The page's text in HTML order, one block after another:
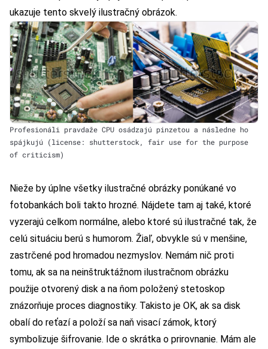
ukazuje tento skvelý ilustračný obrázok.
Profesionáli pravdaže CPU osádzajú pinzetou a následne ho
spájkujú (license: shutterstock, fair use for the purpose
of criticism)
Nieže by úplne všetky ilustračné obrázky ponúkané vo
fotobankách boli takto hrozné. Nájdete tam aj také, ktoré
vyzerajú celkom normálne, alebo ktoré sú ilustračné tak, že
celú situáciu berú s humorom. Žiaľ, obvykle sú v menšine,
zastrčené pod hromadou nezmyslov. Nemám nič proti
tomu, ak sa na neinštruktážnom ilustračnom obrázku
použije otvorený disk a na ňom položený stetoskop
znázorňuje proces diagnostiky. Takisto je OK, ak sa disk
obalí do reťazí a položí sa naň visací zámok, ktorý
symbolizuje šifrovanie. Ide o skrátka o prirovnanie. Mám ale